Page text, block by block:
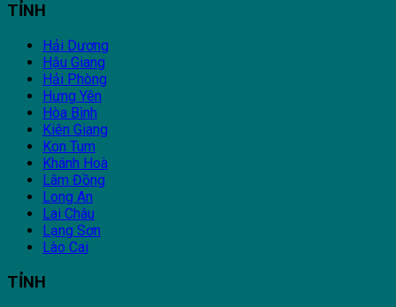
TỈNH
Hải Dương
Hậu Giang
Hải Phòng
Hưng Yên
Hòa Bình
Kiên Giang
Kon Tum
Khánh Hoà
Lâm Đồng
Long An
Lai Châu
Lạng Sơn
Lào Cai
TỈNH